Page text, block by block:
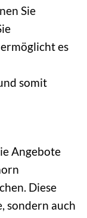
Sie
es
somit
Angebote
Diese
sondern auch